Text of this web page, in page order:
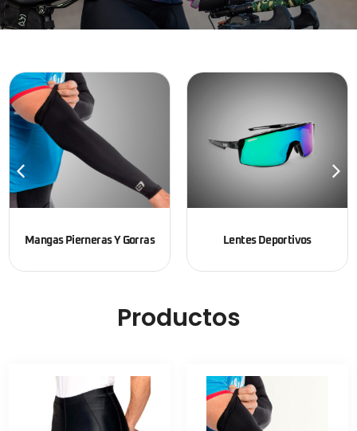
Mangas Pierneras Y Gorras Lentes Deportivos
Productos